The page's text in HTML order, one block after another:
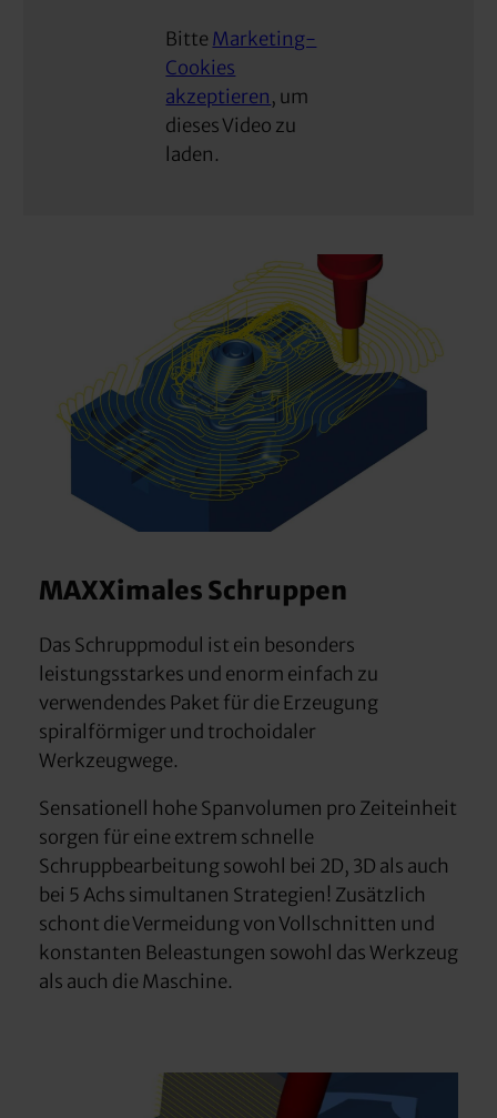
Bitte Marketing-
Cookies
akzeptieren, um
dieses Video zu
laden.
MAXXimales Schruppen
Das Schruppmodul ist ein besonders
leistungsstarkes und enorm einfach zu
verwendendes Paket für die Erzeugung
spiralförmiger und trochoidaler
Werkzeugwege.
Sensationell hohe Spanvolumen pro Zeiteinheit
sorgen für eine extrem schnelle
Schruppbearbeitung sowohl bei 2D, 3D als auch
bei 5 Achs simultanen Strategien! Zusätzlich
schont die Vermeidung von Vollschnitten und
konstanten Beleastungen sowohl das Werkzeug
als auch die Maschine.